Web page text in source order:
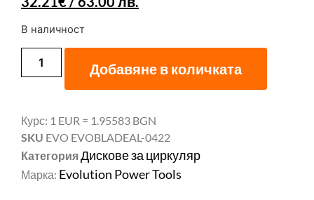
В наличност
Добавяне в количката
Курс: 1 EUR = 1.95583 BGN
SKU EVO EVOBLADEAL-0422
КатегорияДискове за циркуляр
Марка: Evolution Power Tools